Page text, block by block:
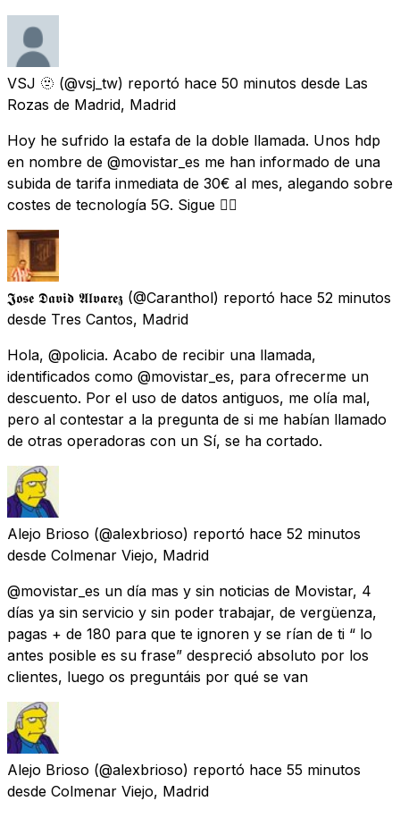
VSJ 🫥 (@vsj_tw) reportó hace 50 minutos desde Las
Rozas de Madrid, Madrid
Hoy he sufrido la estafa de la doble llamada. Unos hdp
en nombre de @movistar_es me han informado de una
subida de tarifa inmediata de 30€ al mes, alegando sobre
costes de tecnología 5G. Sigue 👉🏻
𝕵𝖔𝖘𝖊 𝕯𝖆𝖛𝖎𝖉 𝕬𝖑𝖛𝖆𝖗𝖊𝖟 (@Caranthol) reportó hace 52 minutos
desde Tres Cantos, Madrid
Hola, @policia. Acabo de recibir una llamada,
identificados como @movistar_es, para ofrecerme un
descuento. Por el uso de datos antiguos, me olía mal,
pero al contestar a la pregunta de si me habían llamado
de otras operadoras con un Sí, se ha cortado.
Alejo Brioso (@alexbrioso) reportó hace 52 minutos
desde Colmenar Viejo, Madrid
@movistar_es un día mas y sin noticias de Movistar, 4
días ya sin servicio y sin poder trabajar, de vergüenza,
pagas + de 180 para que te ignoren y se rían de ti “ lo
antes posible es su frase” despreció absoluto por los
clientes, luego os preguntáis por qué se van
Alejo Brioso (@alexbrioso) reportó hace 55 minutos
desde Colmenar Viejo, Madrid